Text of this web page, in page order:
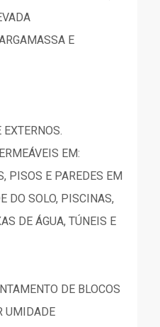
E
EM:
PISOS E PAREDES EM
DO SOLO, PISCINAS,
DE ÁGUA, TÚNEIS E
DE BLOCOS
UMIDADE